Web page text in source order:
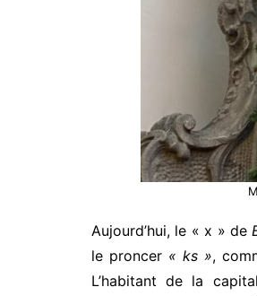
Aujourd’hui, le « x » de
le proncer « ks »,
L’habitant de la